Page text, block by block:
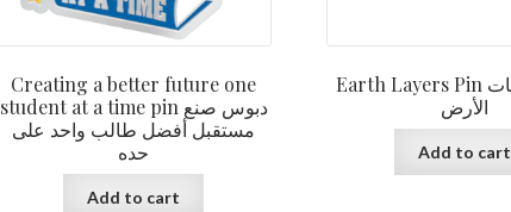
Creating a better future one
student at a time pin دبوس صنع
مستقبل أفضل طالب واحد على
حده
Add to cart
Earth Layers Pin دبوس طبقات
الأرض
Add to cart